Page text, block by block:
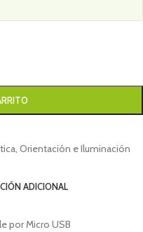
Orientación e Iluminación
ADICIONAL
por Micro USB